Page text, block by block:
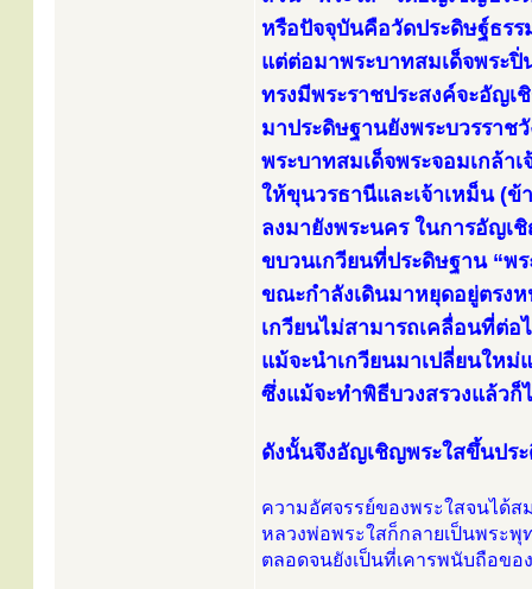
หรือปัจจุบันคือวัดประดิษฐ์ธร
แต่ต่อมาพระบาทสมเด็จพระ
ทรงมีพระราชประสงค์จะอัญเ
มาประดิษฐานยังพระบวรราช
พระบาทสมเด็จพระจอมเกล้า
ให้ขุนวรธานีและเจ้าเหม็น (ข้
ลงมายังพระนคร ในการอัญเ
ขบวนเกวียนที่ประดิษฐาน “พ
ขณะกำลังเดินมาหยุดอยู่ตรง
เกวียนไม่สามารถเคลื่อนที่ต่
แม้จะนำเกวียนมาเปลี่ยนใหม่
ซึ่งแม้จะทำพิธีบวงสรวงแล้วก็
ดังนั้นจึงอัญเชิญพระใสขึ้นปร
ความอัศจรรย์ของพระใสจนได้
หลวงพ่อพระใสก็กลายเป็นพระ
ตลอดจนยังเป็นที่เคารพนับถือข